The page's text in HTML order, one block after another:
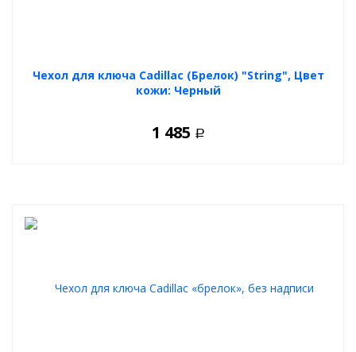
Чехол для ключа Cadillac (Брелок) "String", Цвет
кожи: Черный
1 485 Р